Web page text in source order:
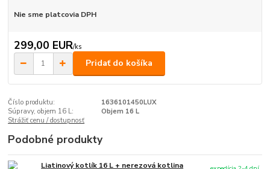
Nie sme platcovia DPH
299,00 EUR/ks
Pridať do košíka
Číslo produktu:
1636101450LUX
Súpravy, objem 16 L:
Objem 16 L
Strážiť cenu / dostupnosť
Podobné produkty
Liatinový kotlík 16 L + nerezová kotlina